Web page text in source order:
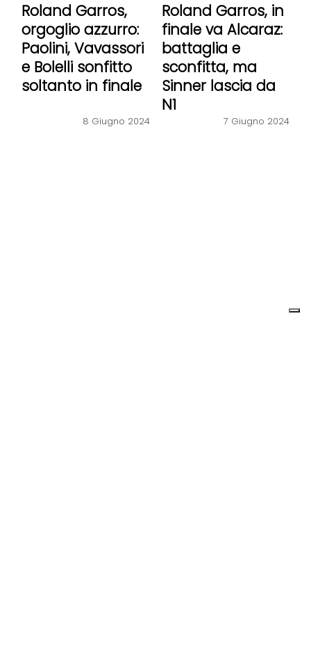
Roland Garros,
orgoglio azzurro:
Paolini, Vavassori
e Bolelli sonfitto
soltanto in finale
8 Giugno 2024
Roland Garros, in
finale va Alcaraz:
battaglia e
sconfitta, ma
Sinner lascia da
N1
7 Giugno 2024